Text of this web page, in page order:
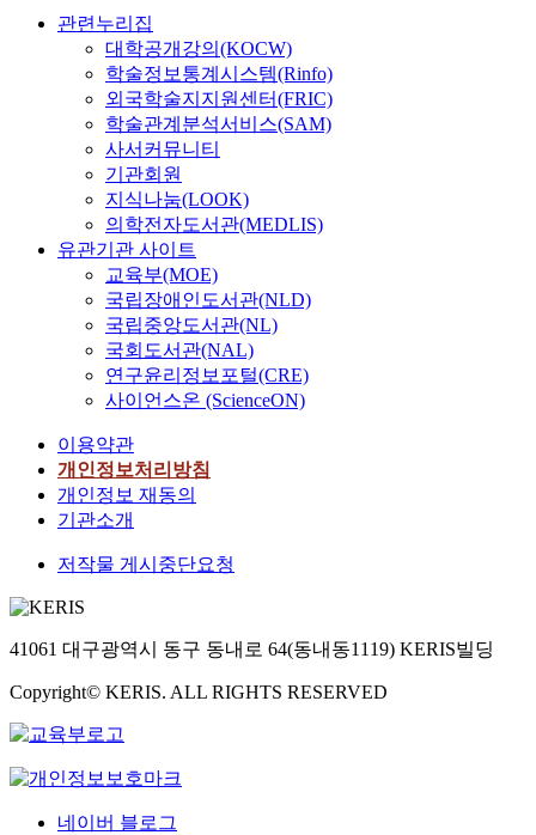
관련누리집
대학공개강의(KOCW)
학술정보통계시스템(Rinfo)
외국학술지지원센터(FRIC)
학술관계분석서비스(SAM)
사서커뮤니티
기관회원
지식나눔(LOOK)
의학전자도서관(MEDLIS)
유관기관 사이트
교육부(MOE)
국립장애인도서관(NLD)
국립중앙도서관(NL)
국회도서관(NAL)
연구윤리정보포털(CRE)
사이언스온 (ScienceON)
이용약관
개인정보처리방침
개인정보 재동의
기관소개
저작물 게시중단요청
41061 대구광역시 동구 동내로 64(동내동1119) KERIS빌딩
Copyright© KERIS. ALL RIGHTS RESERVED
네이버 블로그